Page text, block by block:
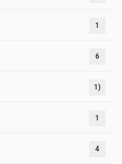
1
6
1)
1
4